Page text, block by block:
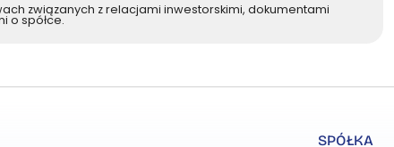
związanych z relacjami inwestorskimi, dokumentami
o spółce.
SPÓŁKA